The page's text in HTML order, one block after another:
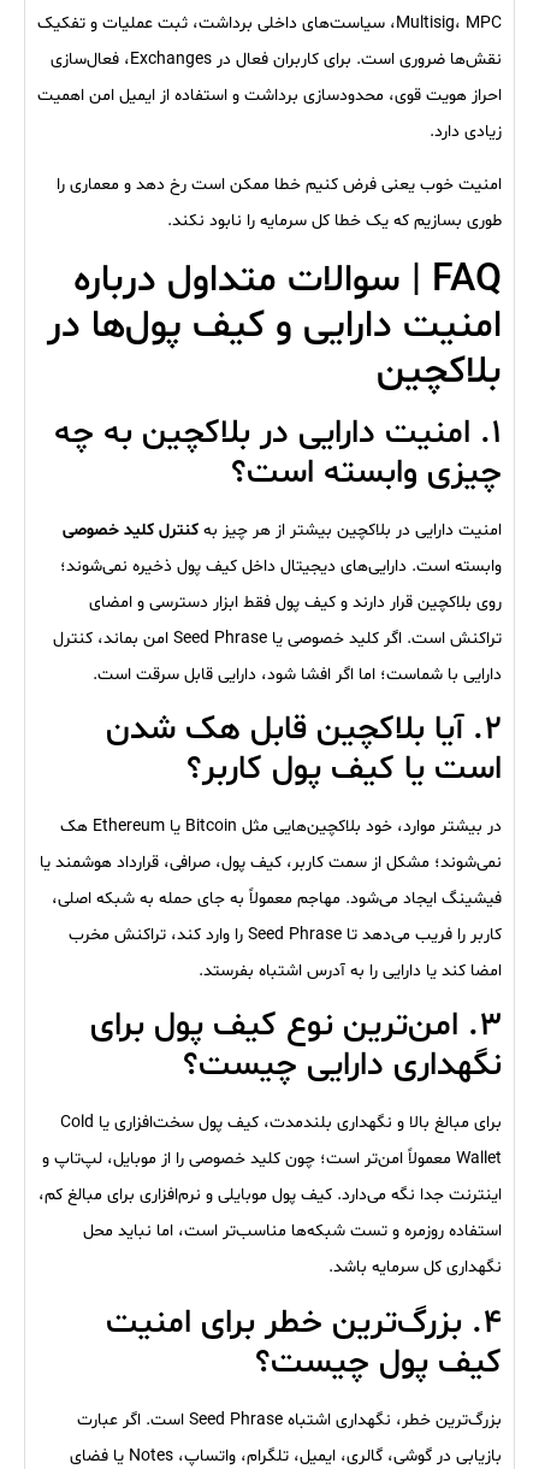
Multisig، MPC، سیاست‌های داخلی برداشت، ثبت عملیات و تفکیک
نقش‌ها ضروری است. برای کاربران فعال در Exchanges، فعال‌سازی
احراز هویت قوی، محدودسازی برداشت و استفاده از ایمیل امن اهمیت
زیادی دارد.
امنیت خوب یعنی فرض کنیم خطا ممکن است رخ دهد و معماری را
طوری بسازیم که یک خطا کل سرمایه را نابود نکند.
FAQ | سوالات متداول درباره
امنیت دارایی و کیف پول‌ها در
بلاکچین
۱. امنیت دارایی در بلاکچین به چه
چیزی وابسته است؟
امنیت دارایی در بلاکچین بیشتر از هر چیز به کنترل کلید خصوصی
وابسته است. دارایی‌های دیجیتال داخل کیف پول ذخیره نمی‌شوند؛
روی بلاکچین قرار دارند و کیف پول فقط ابزار دسترسی و امضای
تراکنش است. اگر کلید خصوصی یا Seed Phrase امن بماند، کنترل
دارایی با شماست؛ اما اگر افشا شود، دارایی قابل سرقت است.
۲. آیا بلاکچین قابل هک شدن
است یا کیف پول کاربر؟
در بیشتر موارد، خود بلاکچین‌هایی مثل Bitcoin یا Ethereum هک
نمی‌شوند؛ مشکل از سمت کاربر، کیف پول، صرافی، قرارداد هوشمند یا
فیشینگ ایجاد می‌شود. مهاجم معمولاً به جای حمله به شبکه اصلی،
کاربر را فریب می‌دهد تا Seed Phrase را وارد کند، تراکنش مخرب
امضا کند یا دارایی را به آدرس اشتباه بفرستد.
۳. امن‌ترین نوع کیف پول برای
نگهداری دارایی چیست؟
برای مبالغ بالا و نگهداری بلندمدت، کیف پول سخت‌افزاری یا Cold
Wallet معمولاً امن‌تر است؛ چون کلید خصوصی را از موبایل، لپ‌تاپ و
اینترنت جدا نگه می‌دارد. کیف پول موبایلی و نرم‌افزاری برای مبالغ کم،
استفاده روزمره و تست شبکه‌ها مناسب‌تر است، اما نباید محل
نگهداری کل سرمایه باشد.
۴. بزرگ‌ترین خطر برای امنیت
کیف پول چیست؟
بزرگ‌ترین خطر، نگهداری اشتباه Seed Phrase است. اگر عبارت
بازیابی در گوشی، گالری، ایمیل، تلگرام، واتساپ، Notes یا فضای